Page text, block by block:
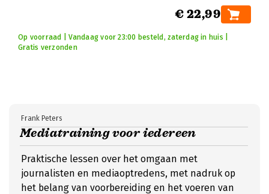
€ 22,99
Op voorraad | Vandaag voor 23:00 besteld, zaterdag in huis |
Gratis verzonden
Mediatraining voor iedereen
Frank Peters
Praktische lessen over het omgaan met
journalisten en mediaoptredens, met nadruk op
het belang van voorbereiding en het voeren van